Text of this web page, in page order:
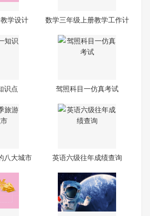
学设计
数学三年级上册教学工作计
识点 驾照科目一仿真考试
八大城市 英语六级往年成绩查询